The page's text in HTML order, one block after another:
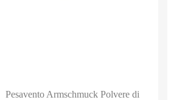
Pesavento Armschmuck Polvere di